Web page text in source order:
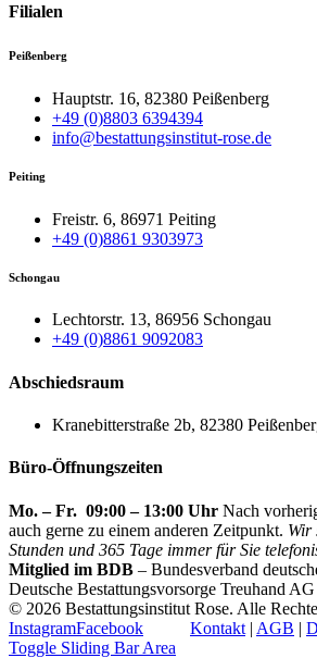
Filialen
Peißenberg
Hauptstr. 16, 82380 Peißenberg
+49 (0)8803 6394394
info@bestattungsinstitut-rose.de
Peiting
Freistr. 6, 86971 Peiting
+49 (0)8861 9303973
Schongau
Lechtorstr. 13, 86956 Schongau
+49 (0)8861 9092083
Abschiedsraum
Kranebitterstraße 2b, 82380
Büro-Öffnungszeiten
Mo. – Fr. 09:00 – 13:00 Uhr Nach
auch gerne zu einem anderen Zeitpunkt. Wir
Stunden und 365 Tage immer für Sie
Mitglied im BDB – Bundesverband
Deutsche Bestattungsvorsorge Treuhand AG
© 2026 Bestattungsinstitut Rose. Alle
Kontakt | AGB |
InstagramFacebook
Toggle Sliding Bar Area